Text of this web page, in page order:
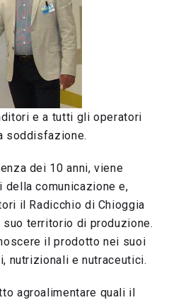
e a tutti gli operatori
soddisfazione.
dei 10 anni, viene
comunicazione e,
il Radicchio di Chioggia
territorio di produzione.
il prodotto nei suoi
nutrizionali e nutraceutici.
agroalimentare quali il